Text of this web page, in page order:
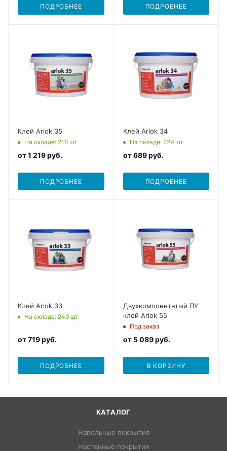
ПОДРОБНЕЕ ПОДРОБНЕЕ
Клей Arlok 35
На складе: 218 шт
от1 219 руб.
ПОДРОБНЕЕ
Клей Arlok 34
На складе: 229 шт
от689 руб.
ПОДРОБНЕЕ
Клей Arlok 33
На складе: 249 шт
от719 руб.
ПОДРОБНЕЕ
Двухкомпонетнтый ПУ
клей Arlok 55
Под заказ
от 5 089 руб.
В КОРЗИНУ
КАТАЛОГ
Напольные покрытия
Настенные покрытия